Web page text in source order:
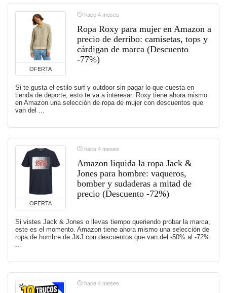
OFERTA
hace 4 meses
Ropa Roxy para mujer en Amazon a
precio de derribo: camisetas, tops y
cárdigan de marca (Descuento
-77%)
Si te gusta el estilo surf y outdoor sin pagar lo que cuesta en
tienda de deporte, esto te va a interesar. Roxy tiene ahora mismo
en Amazon una selección de ropa de mujer con descuentos que
van del ...
OFERTA
hace 4 meses
Amazon liquida la ropa Jack &
Jones para hombre: vaqueros,
bomber y sudaderas a mitad de
precio (Descuento -72%)
Si vistes Jack & Jones o llevas tiempo queriendo probar la marca,
este es el momento. Amazon tiene ahora mismo una selección de
ropa de hombre de J&J con descuentos que van del -50% al -72%
hace 4 meses